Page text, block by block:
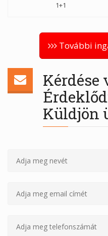
1+1
További
Kérdése
Küldjön